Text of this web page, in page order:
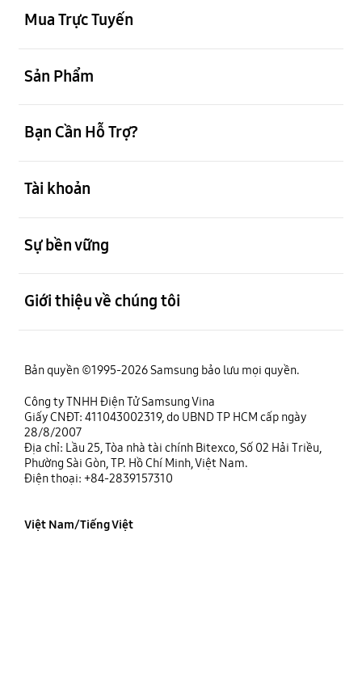
Mua Trực Tuyến
Sản Phẩm
Bạn Cần Hỗ Trợ?
Tài khoản
Sự bền vững
Giới thiệu về chúng tôi
Bản quyền ©1995-2026 Samsung bảo lưu mọi quyền.
Công ty TNHH Điện Tử Samsung Vina
Giấy CNĐT: 411043002319, do UBND TP HCM cấp ngày
28/8/2007
Địa chỉ: Lầu 25, Tòa nhà tài chính Bitexco, Số 02 Hải Triều,
Phường Sài Gòn, TP. Hồ Chí Minh, Việt Nam.
Điện thoại: +84-2839157310
Việt Nam/Tiếng Việt